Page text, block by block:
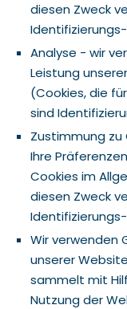
diesen Zweck
Analyse - wir
Leistung
(Cookies, die
sind
Zustimmung zu
Ihre
Cookies im
diesen Zweck
Wir verwenden
unserer
sammelt mit
Nutzung der